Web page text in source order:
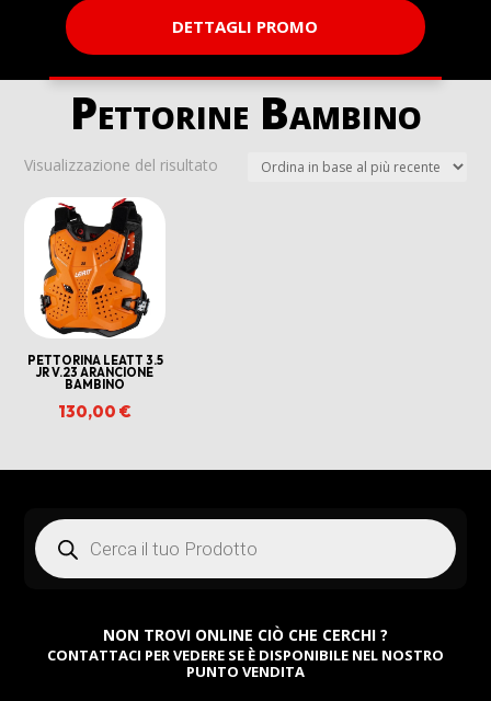
DETTAGLI PROMO
Pettorine Bambino
Visualizzazione del risultato
PETTORINA LEATT 3.5
JR V.23 ARANCIONE
BAMBINO
130,00€
Products
search
NON TROVI ONLINE CIÒ CHE CERCHI ?
CONTATTACI PER VEDERE SE È DISPONIBILE NEL NOSTRO
PUNTO VENDITA